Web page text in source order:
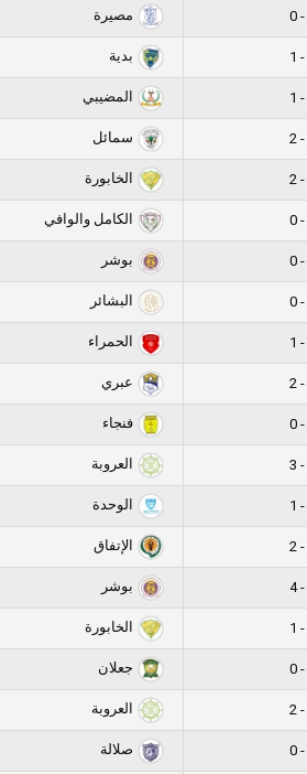
مصيرة
بدية
المضيبي
سمائل
الخابورة
الكامل والوافي
بوشر
البشائر
الحمراء
عبري
فنجاء
العروبة
الوحدة
الإتفاق
بوشر
الخابورة
جعلان
العروبة
صلالة